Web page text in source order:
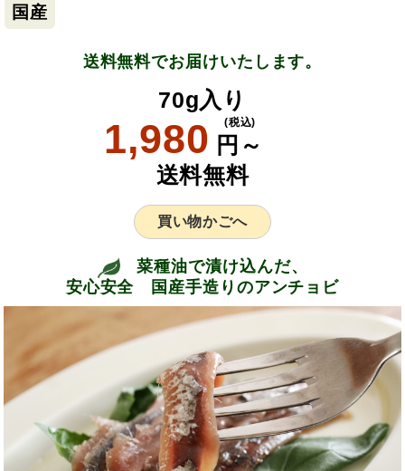
国産
送料無料でお届けいたします。
70g入り
1,980 円～
(税込)
送料無料
買い物かごへ
菜種油で漬け込んだ、
安心安全 国産手造りのアンチョビ